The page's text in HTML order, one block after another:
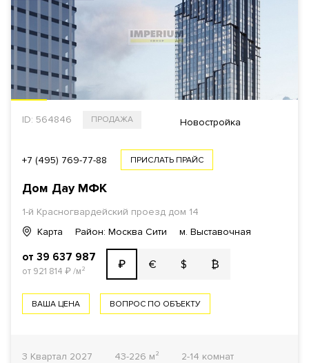
ID: 564846 ПРОДАЖА Новостройка
+7 (495) 769-77-88 ПРИСЛАТЬ ПРАЙС
Дом Дау МФК
1-й Красногвардейский проезд дом 14
Карта
Район: Москва Сити м. Выставочная
от 39 637 987
от 921 814 ₽/м² ₽ € $ ₿
ВАША ЦЕНА ВОПРОС ПО ОБЪЕКТУ
3 Квартал 2027 43-226 м²
2-14 комнат